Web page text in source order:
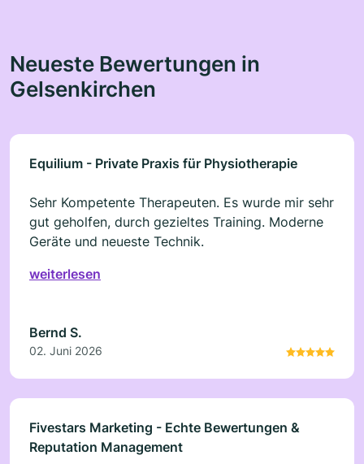
Neueste Bewertungen in
Gelsenkirchen
Equilium - Private Praxis für Physiotherapie
Sehr Kompetente Therapeuten. Es wurde mir sehr
gut geholfen, durch gezieltes Training. Moderne
Geräte und neueste Technik.
weiterlesen
Bernd S.
02. Juni 2026
Fivestars Marketing - Echte Bewertungen &
Reputation Management